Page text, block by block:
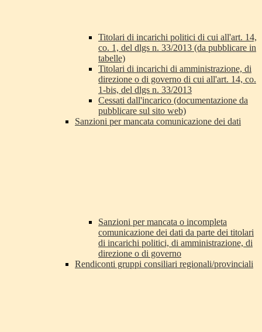
Titolari di incarichi politici di cui all'art. 14,
co. 1, del dlgs n. 33/2013 (da pubblicare in
tabelle)
Titolari di incarichi di amministrazione, di
direzione o di governo di cui all'art. 14, co.
1-bis, del dlgs n. 33/2013
Cessati dall'incarico (documentazione da
pubblicare sul sito web)
Sanzioni per mancata comunicazione dei dati
Sanzioni per mancata o incompleta
comunicazione dei dati da parte dei titolari
di incarichi politici, di amministrazione, di
direzione o di governo
Rendiconti gruppi consiliari regionali/provinciali